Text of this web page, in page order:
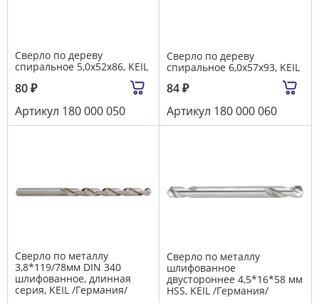
Сверло по дереву
спиральное 5,0х52х86, KEIL
80₽
Артикул 180 000 050
Сверло по дереву
спиральное 6,0х57х93, KEIL
84₽
Артикул 180 000 060
Сверло по металлу
3,8*119/78мм DIN 340
шлифованное, длинная
серия, KEIL /Германия/
Сверло по металлу
шлифованное
двустороннее 4,5*16*58 мм
HSS, KEIL /Германия/